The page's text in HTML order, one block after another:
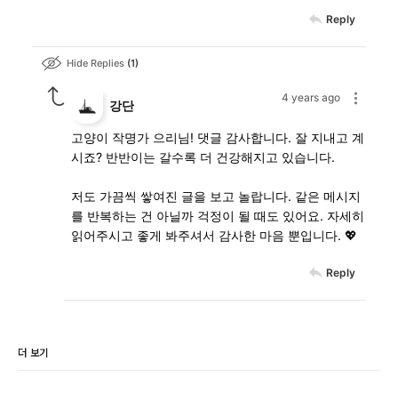
Reply
Hide Replies 1
4 years ago
강단
고양이 작명가 으리님! 댓글 감사합니다. 잘 지내고 계
시죠? 반반이는 갈수록 더 건강해지고 있습니다.
저도 가끔씩 쌓여진 글을 보고 놀랍니다. 같은 메시지
를 반복하는 건 아닐까 걱정이 될 때도 있어요. 자세히
읽어주시고 좋게 봐주셔서 감사한 마음 뿐입니다. 💖
Reply
더 보기